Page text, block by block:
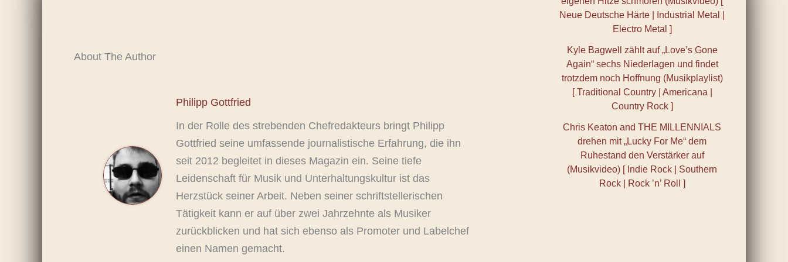
About The Author
Philipp Gottfried
In der Rolle des strebenden Chefredakteurs bringt Philipp
Gottfried seine umfassende journalistische Erfahrung, die ihn
seit 2012 begleitet in dieses Magazin ein. Seine tiefe
Leidenschaft für Musik und Unterhaltungskultur ist das
Herzstück seiner Arbeit. Neben seiner schriftstellerischen
Tätigkeit kann er auf über zwei Jahrzehnte als Musiker
zurückblicken und hat sich ebenso als Promoter und Labelchef
einen Namen gemacht.
Neue Deutsche Härte | Industrial Metal |
Electro Metal ]
Kyle Bagwell zählt auf „Love’s Gone
Again“ sechs Niederlagen und findet
trotzdem noch Hoffnung (Musikplaylist)
[ Traditional Country | Americana |
Country Rock ]
Chris Keaton and THE MILLENNIALS
drehen mit „Lucky For Me“ dem
Ruhestand den Verstärker auf
(Musikvideo) [ Indie Rock | Southern
Rock | Rock ’n’ Roll ]